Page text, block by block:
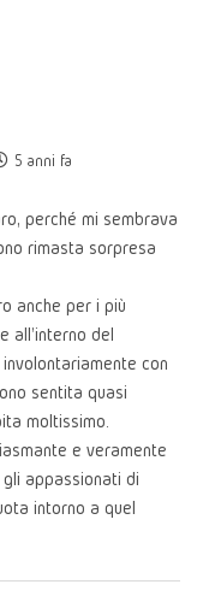
5 anni fa
perché mi sembrava
rimasta sorpresa
anche per i più
all'interno del
con
sentita quasi
moltissimo.
e veramente
appassionati di
intorno a quel